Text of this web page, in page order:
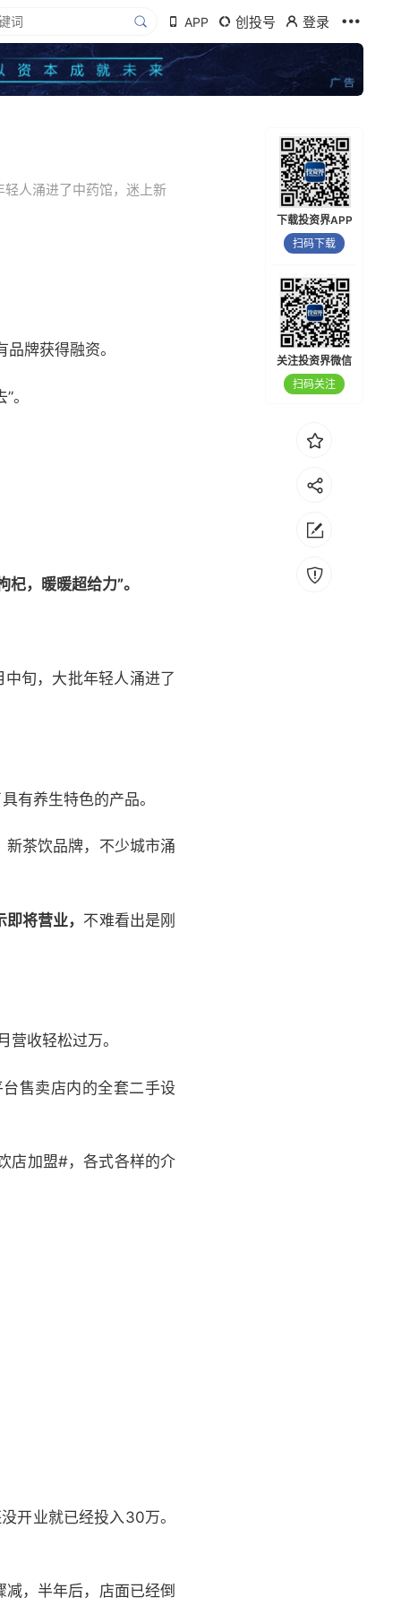
APP 创投号 登录
人涌进了中药馆，迷上新
牌获得融资。
。
杞，暖暖超给力”。
旬，大批年轻人涌进了
有养生特色的产品。
茶饮品牌，不少城市涌
将营业， 不难看出是刚
收轻松过万。
售卖店内的全套二手设
店加盟#，各式各样的介
开业就已经投入30万。
，半年后，店面已经倒
下载投资界APP
扫码下载
关注投资界微信
扫码关注